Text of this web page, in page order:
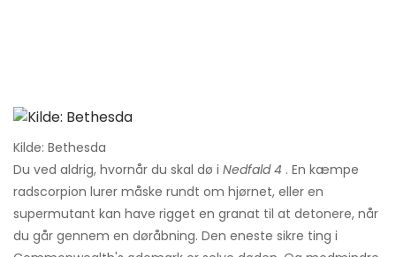
Kilde: Bethesda
Du ved aldrig, hvornår du skal dø i Nedfald 4 . En kæmpe
radscorpion lurer måske rundt om hjørnet, eller en
supermutant kan have rigget en granat til at detonere, når
du går gennem en døråbning. Den eneste sikre ting i